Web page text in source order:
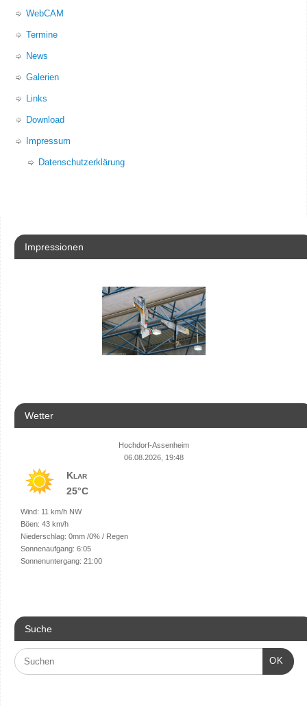
WebCAM
Termine
News
Galerien
Links
Download
Impressum
Datenschutzerklärung
Impressionen
Wetter
Hochdorf-Assenheim
06.08.2026, 19:48
Klar
25°C
Wind: 11 km/h NW
Böen: 43 km/h
Niederschlag: 0mm/0%/ Regen
Sonnenaufgang: 6:05
Sonnenuntergang: 21:00
Suche
OK